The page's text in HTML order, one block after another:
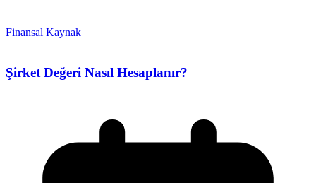
Finansal Kaynak
Şirket Değeri Nasıl Hesaplanır?